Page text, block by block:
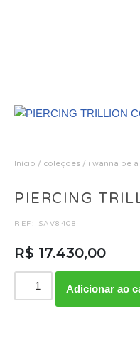
Início / coleçoes / i wanna be
PIERCING
REF: SAV8408
R$ 17.430,00
Adicionar ao